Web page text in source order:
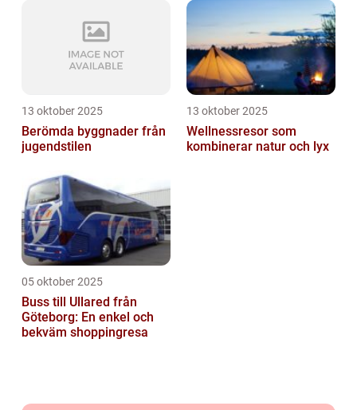
13 oktober 2025
Berömda byggnader från
jugendstilen
13 oktober 2025
Wellnessresor som
kombinerar natur och lyx
05 oktober 2025
Buss till Ullared från
Göteborg: En enkel och
bekväm shoppingresa